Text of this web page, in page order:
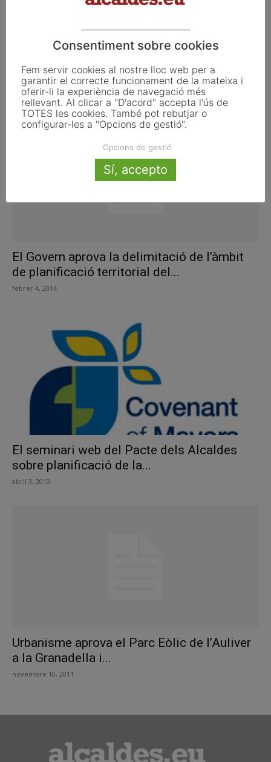
El procés participatiu per a l’elaboració de
la nova planificació de...
maig 12, 2014
El Govern aprova la delimitació de l’àmbit
de planificació territorial del...
febrer 4, 2014
El seminari web del Pacte dels Alcaldes
sobre planificació de la...
abril 3, 2013
Urbanisme aprova el Parc Eòlic de l’Auliver
a la Granadella i...
novembre 10, 2011
Consentiment sobre cookies
Fem servir cookies al nostre lloc web per a
garantir el correcte funcionament de la mateixa i
oferir-li la experiència de navegació més
rellevant. Al clicar a "D'acord" accepta l'ús de
TOTES les cookies. També pot rebutjar o
configurar-les a "Opcions de gestió".
Opcions de gestió
Sí, accepto